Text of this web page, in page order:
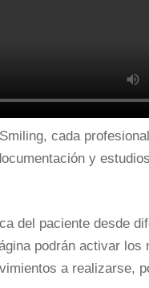
cada
y
del paciente desde
podrán activar
a realizarse,